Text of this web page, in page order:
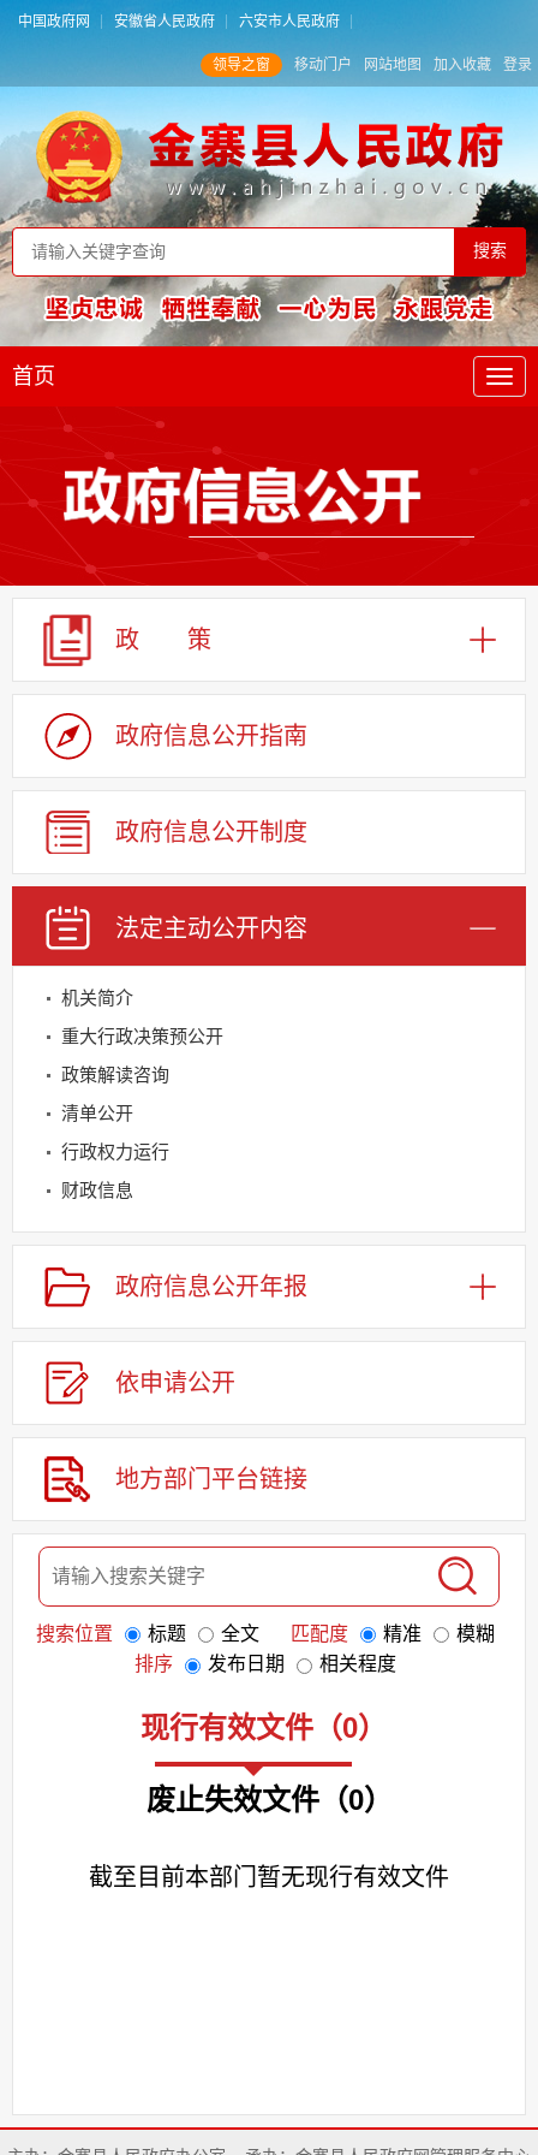
中国政府网 安徽省人民政府 六安市人民政府
领导之窗 移动门户 网站地图 加入收藏 登录
首页
政 策
政府信息公开指南
政府信息公开制度
法定主动公开内容
机关简介
重大行政决策预公开
政策解读咨询
清单公开
行政权力运行
财政信息
建议提案办理
公务员及事业单位招录
应急管理
回应关切
监督保障
其他法定信息
政府信息公开年报
依申请公开
地方部门 平台链接
搜索位置 标题 全文 匹配度 精准
模糊
排序
发布日期 相关程度
现行有效文件（0）
废止失效文件（0）
截至目前本部门暂无现行有效文件